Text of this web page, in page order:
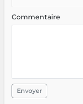
Commentaire
Envoyer